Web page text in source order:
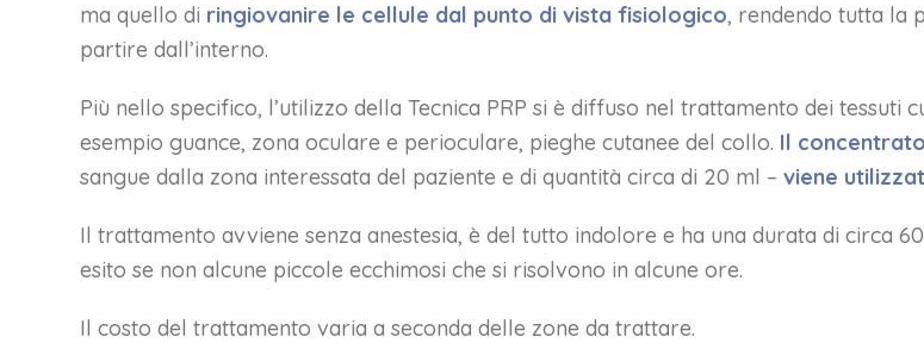
ma quello di ringiovanire le cellule dal punto di vista fisiologico, rendendo tutta la
partire dall’interno.
Più nello specifico, l’utilizzo della Tecnica PRP si è diffuso nel trattamento dei
esempio guance, zona oculare e perioculare, pieghe cutanee del collo. Il
sangue dalla zona interessata del paziente e di quantità circa di 20 ml – viene
Il trattamento avviene senza anestesia, è del tutto indolore e ha una durata di circa
esito se non alcune piccole ecchimosi che si risolvono in alcune ore.
Il costo del trattamento varia a seconda delle zone da trattare.